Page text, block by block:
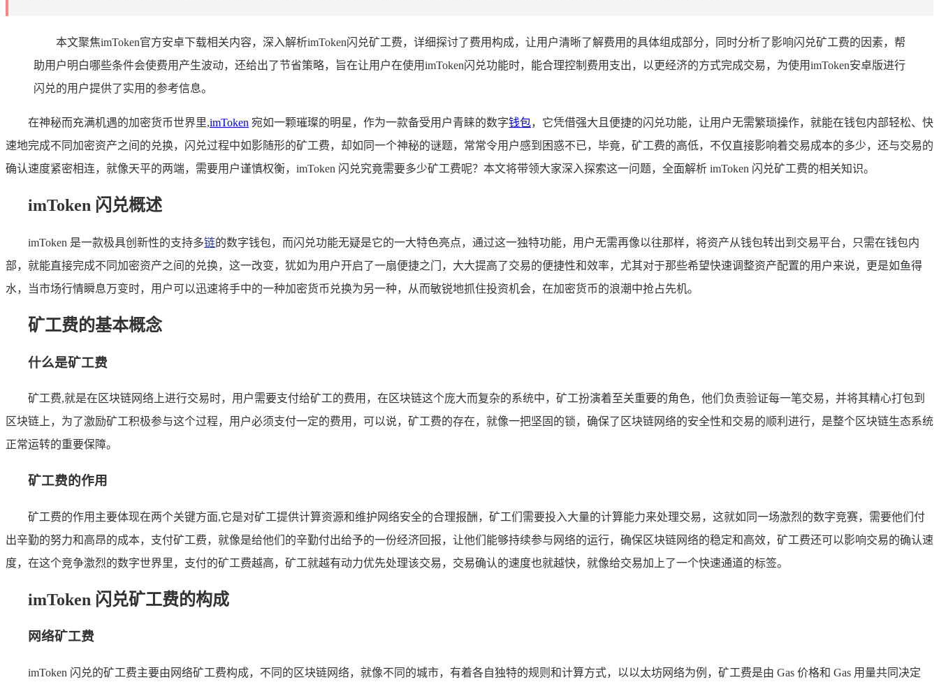
本文聚焦imToken官方安卓下载相关内容，深入解析imToken闪兑矿工费，详细探讨了费用构成，让用户清晰了解费用的具体组成部分，同时分析了影响闪兑矿工费的因素，帮
助用户明白哪些条件会使费用产生波动，还给出了节省策略，旨在让用户在使用imToken闪兑功能时，能合理控制费用支出，以更经济的方式完成交易，为使用imToken安卓版进行
闪兑的用户提供了实用的参考信息。
在神秘而充满机遇的加密货币世界里,imToken 宛如一颗璀璨的明星，作为一款备受用户青睐的数字钱包，它凭借强大且便捷的闪兑功能，让用户无需繁琐操作，就能在钱包内部轻松、快
速地完成不同加密资产之间的兑换，闪兑过程中如影随形的矿工费，却如同一个神秘的谜题，常常令用户感到困惑不已，毕竟，矿工费的高低，不仅直接影响着交易成本的多少，还与交易的
确认速度紧密相连，就像天平的两端，需要用户谨慎权衡，imToken 闪兑究竟需要多少矿工费呢？本文将带领大家深入探索这一问题，全面解析 imToken 闪兑矿工费的相关知识。
imToken 闪兑概述
imToken 是一款极具创新性的支持多链的数字钱包，而闪兑功能无疑是它的一大特色亮点，通过这一独特功能，用户无需再像以往那样，将资产从钱包转出到交易平台，只需在钱包内
部，就能直接完成不同加密资产之间的兑换，这一改变，犹如为用户开启了一扇便捷之门，大大提高了交易的便捷性和效率，尤其对于那些希望快速调整资产配置的用户来说，更是如鱼得
水，当市场行情瞬息万变时，用户可以迅速将手中的一种加密货币兑换为另一种，从而敏锐地抓住投资机会，在加密货币的浪潮中抢占先机。
矿工费的基本概念
什么是矿工费
矿工费,就是在区块链网络上进行交易时，用户需要支付给矿工的费用，在区块链这个庞大而复杂的系统中，矿工扮演着至关重要的角色，他们负责验证每一笔交易，并将其精心打包到
区块链上，为了激励矿工积极参与这个过程，用户必须支付一定的费用，可以说，矿工费的存在，就像一把坚固的锁，确保了区块链网络的安全性和交易的顺利进行，是整个区块链生态系统
正常运转的重要保障。
矿工费的作用
矿工费的作用主要体现在两个关键方面,它是对矿工提供计算资源和维护网络安全的合理报酬，矿工们需要投入大量的计算能力来处理交易，这就如同一场激烈的数字竞赛，需要他们付
出辛勤的努力和高昂的成本，支付矿工费，就像是给他们的辛勤付出给予的一份经济回报，让他们能够持续参与网络的运行，确保区块链网络的稳定和高效，矿工费还可以影响交易的确认速
度，在这个竞争激烈的数字世界里，支付的矿工费越高，矿工就越有动力优先处理该交易，交易确认的速度也就越快，就像给交易加上了一个快速通道的标签。
imToken 闪兑矿工费的构成
网络矿工费
imToken 闪兑的矿工费主要由网络矿工费构成，不同的区块链网络，就像不同的城市，有着各自独特的规则和计算方式，以以太坊网络为例，矿工费是由 Gas 价格和 Gas 用量共同决定